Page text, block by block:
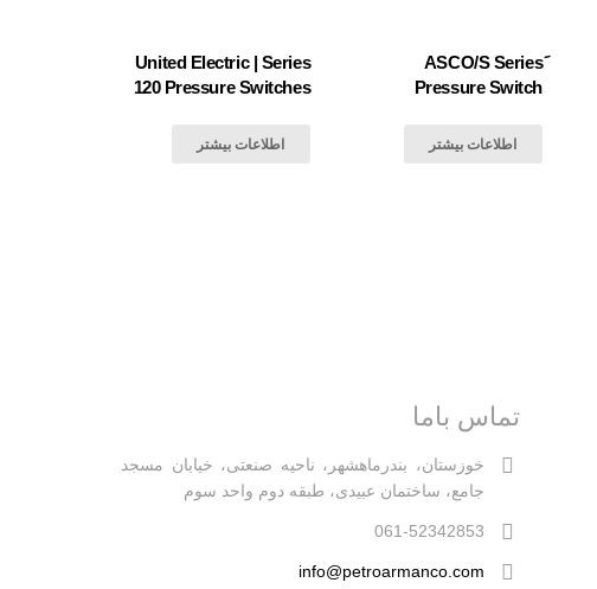
َASCO/S Series
Pressure Switch
اطلاعات بیشتر
United Electric | Series
120 Pressure Switches
اطلاعات بیشتر
تماس باما
خوزستان، بندرماهشهر، ناحیه صنعتی، خیابان مسجد
جامع، ساختمان عبیدی، طبقه دوم واحد سوم
061-52342853
info@petroarmanco.com